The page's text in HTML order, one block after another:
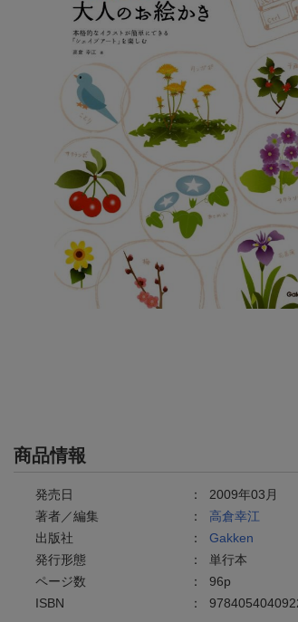
商品情報
発売日 ： 2009年03月
著者／編集
： 高倉幸江
出版社
： Gakken
発行形態
： 単行本
ページ数
： 96p
ISBN
：